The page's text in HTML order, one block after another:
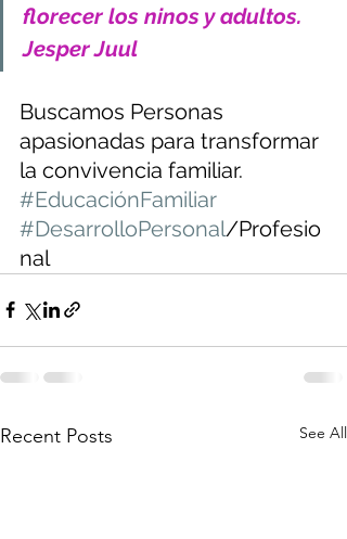
florecer los ninos y adultos.
Jesper Juul
Buscamos Personas
apasionadas para transformar
la convivencia familiar.
#EducaciónFamiliar
#DesarrolloPersonal/Profesio
nal
Recent Posts See All